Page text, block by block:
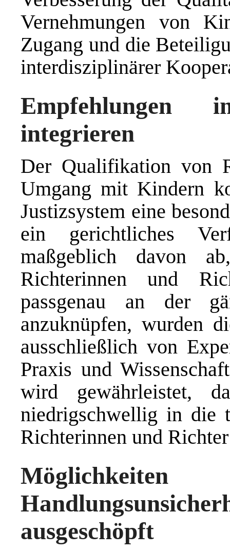
Vernehmungen von
Zugang und die
interdisziplinärer
Empfehlungen
integrieren
Der Qualifikation von
Umgang mit Kindern
Justizsystem eine
ein gerichtliches
maßgeblich davon
Richterinnen und
passgenau an der
anzuknüpfen, wurden
ausschließlich von
Praxis und
wird gewährleistet,
niedrigschwellig in die
Richterinnen und
ausgeschöpft